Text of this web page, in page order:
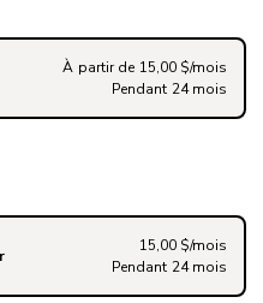
À partir de 15,00 $/mois
Pendant 24 mois
15,00 $/mois
Pendant 24 mois